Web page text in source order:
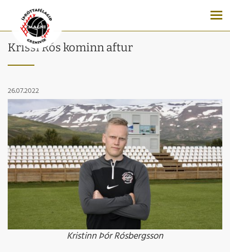
Krissi Rós kominn aftur
26.07.2022
Kristinn Þór Rósbergsson